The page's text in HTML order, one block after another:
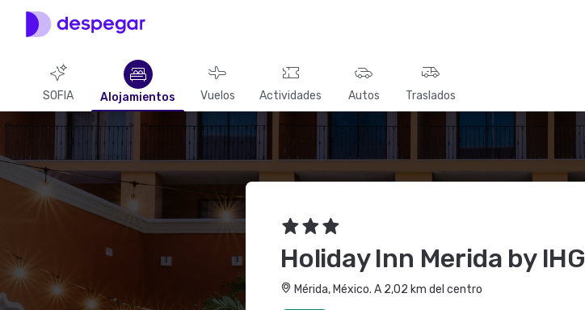
SOFIA Alojamientos Vuelos Actividades Autos Traslados
Holiday Inn Merida by IHG
Mérida, México. A 2,02 km del centro